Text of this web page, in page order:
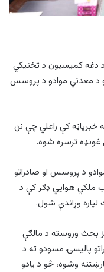
د دغه کمیسیون د تخنیکي
د معدني موادو د پروسس
خبرپاڼه کې راغلي چې نن
غونډه ترسره شوه.
د پروسس او صادراتو
ملکي هوايي ډګر کې د
وړاندې شول.
بحث وروسته د مالګې
پالیسۍ مسودو ته د
وشوه، څو د یادو